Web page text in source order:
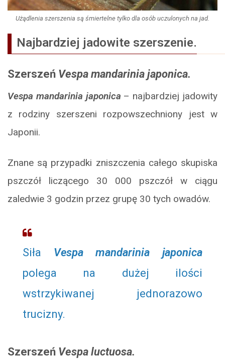
Użądlenia szerszenia są śmiertelne tylko dla osób uczulonych na jad.
Najbardziej jadowite szerszenie.
Szerszeń Vespa mandarinia japonica.
Vespa mandarinia japonica – najbardziej jadowity
z rodziny szerszeni rozpowszechniony jest w
Japonii.
Znane są przypadki zniszczenia całego skupiska
pszczół liczącego 30 000 pszczół w ciągu
zaledwie 3 godzin przez grupę 30 tych owadów.
Siła Vespa mandarinia japonica
polega na dużej ilości
wstrzykiwanej jednorazowo
trucizny.
Szerszeń Vespa luctuosa.